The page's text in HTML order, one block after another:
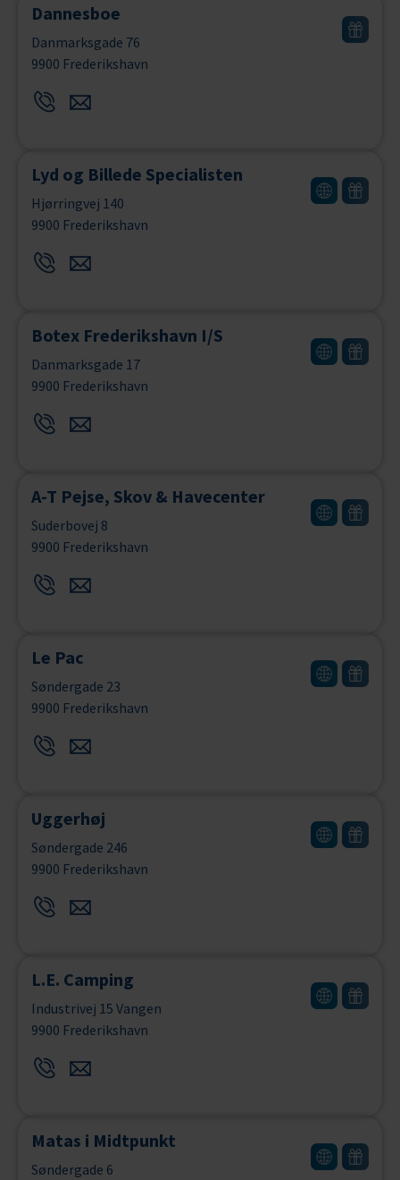
Dannesboe
Danmarksgade 76
9900 Frederikshavn
Lyd og Billede Specialisten
Hjørringvej 140
9900 Frederikshavn
Botex Frederikshavn I/S
Danmarksgade 17
9900 Frederikshavn
A-T Pejse, Skov & Havecenter
Suderbovej 8
9900 Frederikshavn
Le Pac
Søndergade 23
9900 Frederikshavn
Uggerhøj
Søndergade 246
9900 Frederikshavn
L.E. Camping
Industrivej 15 Vangen
9900 Frederikshavn
Matas i Midtpunkt
Søndergade 6